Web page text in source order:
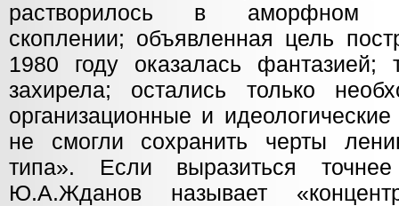
растворилось в аморфном
скоплении; объявленная цель
1980 году оказалась фантазией;
захирела; остались только
организационные и
не смогли сохранить черты
типа». Если выразиться
Ю.А.Жданов называет